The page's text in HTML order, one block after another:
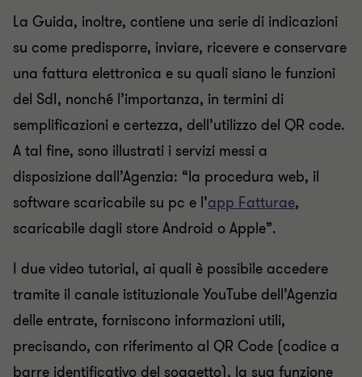
La Guida, inoltre, contiene una serie di indicazioni
su come predisporre, inviare, ricevere e conservare
una fattura elettronica e su quali siano le funzioni
del SdI, nonché l’importanza, in termini di
semplificazioni e certezza, dell’utilizzo del QR code.
A tal fine, sono illustrati i servizi messi a
disposizione dall’Agenzia: “la procedura web, il
software scaricabile su pc e l’app Fatturae,
scaricabile dagli store Android o Apple”.
I due video tutorial, ai quali è possibile accedere
tramite il canale istituzionale YouTube dell’Agenzia
delle entrate, forniscono informazioni utili,
precisando, con riferimento al QR Code (codice a
barre identificativo del soggetto), la sua funzione